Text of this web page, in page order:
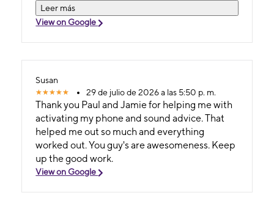
questions or help you out. He truly is a leader
and I was so happy to see that he was giving his
working,honesty,loyalty, technology skills,
could go on and on about him. They couldn't
ask for a better person for that position to
show people that he care. He is Awesome!!! I
want to thank Paul and Jamie for helping me
and giving me with a problem I had. You guy's
rock with your customer service skills. I will be
coming to Hiram from Dallas with any
a new phone for now on. Thank You for caring
Leer más
View on Google
Susan
29 de julio de 2026 a las 5:50 p. m.
Thank you Paul and Jamie for helping me with
activating my phone and sound advice. That
helped me out so much and everything
worked out. You guy's are awesomeness. Keep
up the good work.
View on Google